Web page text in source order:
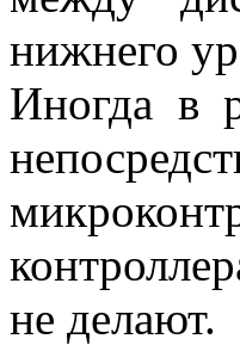
нижнего
Иногда в
не делают.